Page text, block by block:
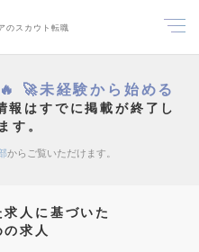
のスカウト転職
🚀未経験から始める
報はすでに掲載が終了し
す。
からご覧いただけます。
人に基づいた
求人